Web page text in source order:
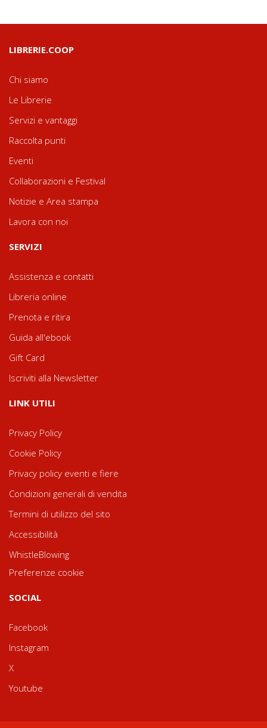
LIBRERIE.COOP
Chi siamo
Le Librerie
Servizi e vantaggi
Raccolta punti
Eventi
Collaborazioni e Festival
Notizie e Area stampa
Lavora con noi
SERVIZI
Assistenza e contatti
Libreria online
Prenota e ritira
Guida all'ebook
Gift Card
Iscriviti alla Newsletter
LINK UTILI
Privacy Policy
Cookie Policy
Privacy policy eventi e fiere
Condizioni generali di vendita
Termini di utilizzo del sito
Accessibilità
WhistleBlowing
Preferenze cookie
SOCIAL
Facebook
Instagram
X
Youtube